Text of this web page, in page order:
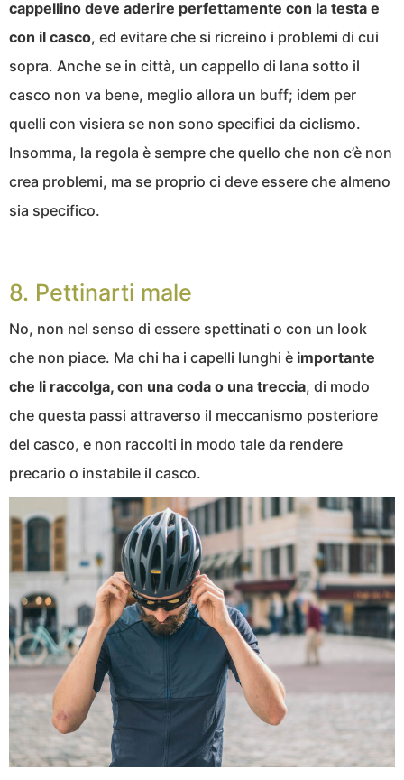
cappellino deve aderire perfettamente con la testa e
con il casco, ed evitare che si ricreino i problemi di cui
sopra. Anche se in città, un cappello di lana sotto il
casco non va bene, meglio allora un buff; idem per
quelli con visiera se non sono specifici da ciclismo.
Insomma, la regola è sempre che quello che non c’è non
crea problemi, ma se proprio ci deve essere che almeno
sia specifico.
8. Pettinarti male
No, non nel senso di essere spettinati o con un look
che non piace. Ma chi ha i capelli lunghi è importante
che li raccolga, con una coda o una treccia, di modo
che questa passi attraverso il meccanismo posteriore
del casco, e non raccolti in modo tale da rendere
precario o instabile il casco.